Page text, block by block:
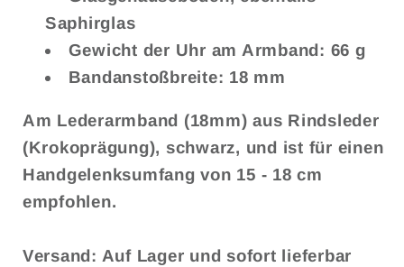
Saphirglas
Gewicht der Uhr am Armband: 66 g
Bandanstoßbreite: 18 mm
Am Lederarmband (18mm) aus Rindsleder
(Krokoprägung), schwarz, und ist für einen
Handgelenksumfang von 15 - 18 cm
empfohlen.
Versand: Auf Lager und sofort lieferbar